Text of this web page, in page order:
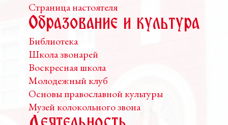
Страница настоятеля
Образование и культура
Библиотека
Школа звонарей
Воскресная школа
Молодежный клуб
Основы православной культуры
Музей колокольного звона